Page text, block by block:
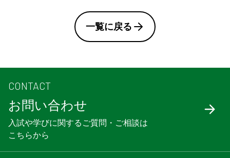
一覧に戻る
CONTACT
お問い合わせ
入試や学びに関するご質問・ご相談は
こちらから